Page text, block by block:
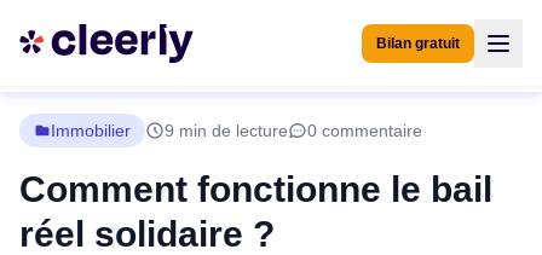
Bilan gratuit
Immobilier 9 min de lecture 0 commentaire
Comment fonctionne le bail
réel solidaire ?